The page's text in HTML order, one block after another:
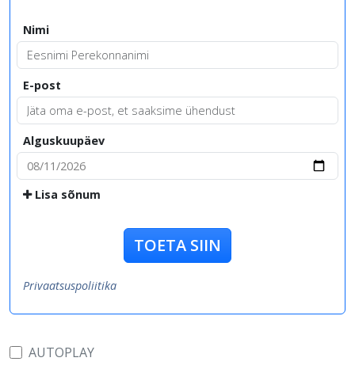
Nimi
E-post
Alguskuupäev
Lisa sõnum
TOETA SIIN
Privaatsuspoliitika
AUTOPLAY